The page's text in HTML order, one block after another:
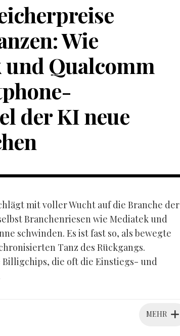
Wie
und Qualcomm
der KI neue
mit voller Wucht auf die Branche der
Branchenriesen wie Mediatek und
schwinden. Es ist fast so, als bewegte
Tanz des Rückgangs.
die oft die Einstiegs- und
MEHR